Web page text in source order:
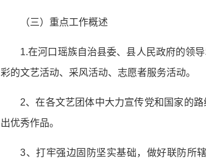
（三）重点工作概述
1.在河口瑶族自治县委、县人民政府的领
彩的文艺活动、采风活动、志愿者服务活动。
2、在各文艺团体中大力宣传党和国家的
出优秀作品。
3、打牢强边固防坚实基础，做好联防所